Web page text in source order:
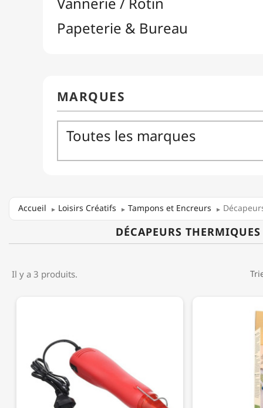
Accueil Loisirs Créatifs Tampons et Encreurs
DÉCAPEURS THERMIQUES
Il y a 3 produits.